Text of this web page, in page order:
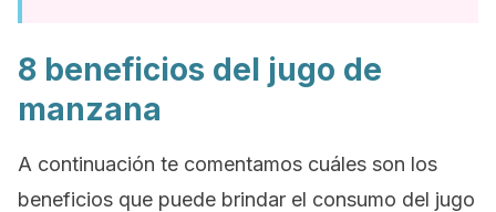
8 beneficios del jugo de
manzana
A continuación te comentamos cuáles son los
beneficios que puede brindar el consumo del jugo